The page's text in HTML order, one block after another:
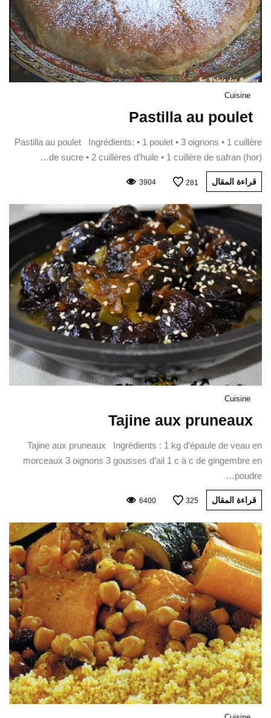
Cuisine
Pastilla au poulet
Pastilla au poulet Ingrédients: • 1 poulet • 3 oignons • 1 cuillère
de sucre • 2 cuillères d’huile • 1 cuillère de safran (hor)…
قراءة المقال 281
3904
Cuisine
Tajine aux pruneaux
Tajine aux pruneaux Ingrédients : 1 kg d’épaule de veau en
morceaux 3 oignons 3 gousses d’ail 1 c à c de gingembre en
poudre…
قراءة المقال 325
6400